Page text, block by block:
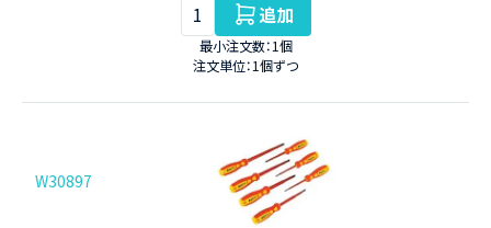
追加
最小注文数：1個
注文単位：1個ずつ
W30897